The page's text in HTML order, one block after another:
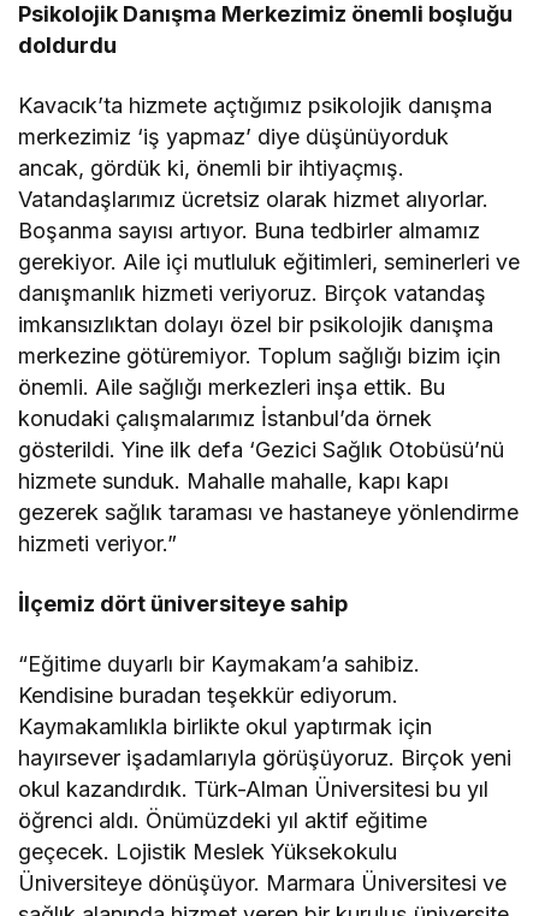
Psikolojik Danışma Merkezimiz önemli boşluğu
doldurdu
Kavacık’ta hizmete açtığımız psikolojik danışma
merkezimiz ‘iş yapmaz’ diye düşünüyorduk
ancak, gördük ki, önemli bir ihtiyaçmış.
Vatandaşlarımız ücretsiz olarak hizmet alıyorlar.
Boşanma sayısı artıyor. Buna tedbirler almamız
gerekiyor. Aile içi mutluluk eğitimleri, seminerleri ve
danışmanlık hizmeti veriyoruz. Birçok vatandaş
imkansızlıktan dolayı özel bir psikolojik danışma
merkezine götüremiyor. Toplum sağlığı bizim için
önemli. Aile sağlığı merkezleri inşa ettik. Bu
konudaki çalışmalarımız İstanbul’da örnek
gösterildi. Yine ilk defa ‘Gezici Sağlık Otobüsü’nü
hizmete sunduk. Mahalle mahalle, kapı kapı
gezerek sağlık taraması ve hastaneye yönlendirme
hizmeti veriyor.”
İlçemiz dört üniversiteye sahip
“Eğitime duyarlı bir Kaymakam’a sahibiz.
Kendisine buradan teşekkür ediyorum.
Kaymakamlıkla birlikte okul yaptırmak için
hayırsever işadamlarıyla görüşüyoruz. Birçok yeni
okul kazandırdık. Türk-Alman Üniversitesi bu yıl
öğrenci aldı. Önümüzdeki yıl aktif eğitime
geçecek. Lojistik Meslek Yüksekokulu
Üniversiteye dönüşüyor. Marmara Üniversitesi ve